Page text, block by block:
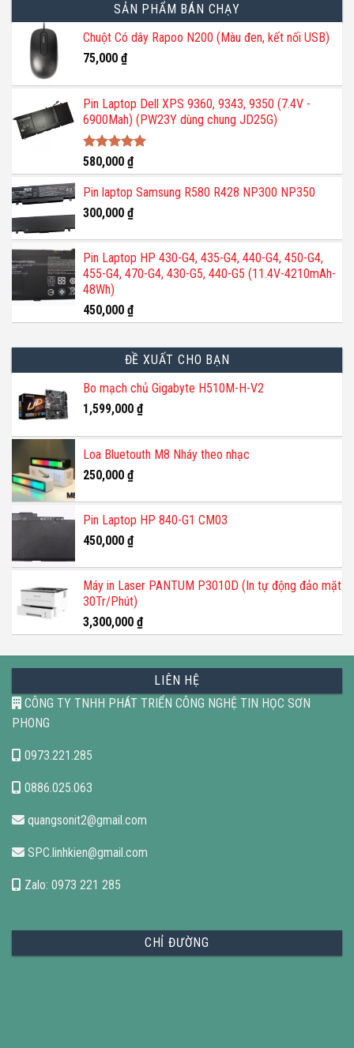
SẢN PHẨM BÁN CHẠY
Chuột Có dây Rapoo N200 (Màu đen, kết nối USB)
75,000 ₫
Pin Laptop Dell XPS 9360, 9343, 9350 (7.4V -
6900Mah) (PW23Y dùng chung JD25G)
Được xếp
hạng5.00
5 sao
580,000 ₫
Pin laptop Samsung R580 R428 NP300 NP350
300,000 ₫
Pin Laptop HP 430-G4, 435-G4, 440-G4, 450-G4,
455-G4, 470-G4, 430-G5, 440-G5 (11.4V-4210mAh-
48Wh)
450,000 ₫
ĐỀ XUẤT CHO BẠN
Bo mạch chủ Gigabyte H510M-H-V2
1,599,000 ₫
Loa Bluetouth M8 Nháy theo nhạc
250,000 ₫
Pin Laptop HP 840-G1 CM03
450,000 ₫
Máy in Laser PANTUM P3010D (In tự động đảo mặt
30Tr/Phút)
3,300,000 ₫
LIÊN HỆ
CÔNG TY TNHH PHÁT TRIỂN CÔNG NGHỆ TIN HỌC SƠN
PHONG
0973.221.285
0886.025.063
quangsonit2@gmail.com
SPC.linhkien@gmail.com
Zalo: 0973 221 285
CHỈ ĐƯỜNG